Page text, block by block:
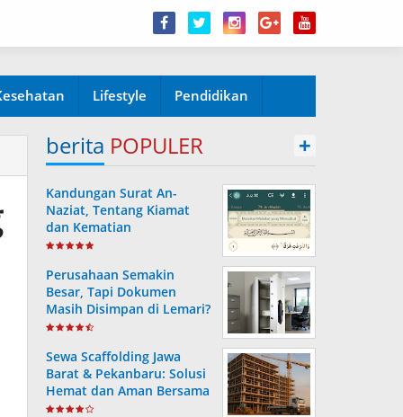
Lifestyle Pendidikan
berita POPULER +
Kandungan Surat An-
Naziat, Tentang Kiamat
dan Kematian
Perusahaan Semakin
Besar, Tapi Dokumen
Masih Disimpan di Lemari?
Ini Risiko yang Sering
Sewa Scaffolding Jawa
Barat & Pekanbaru: Solusi
Hemat dan Aman Bersama
PT. Consafe